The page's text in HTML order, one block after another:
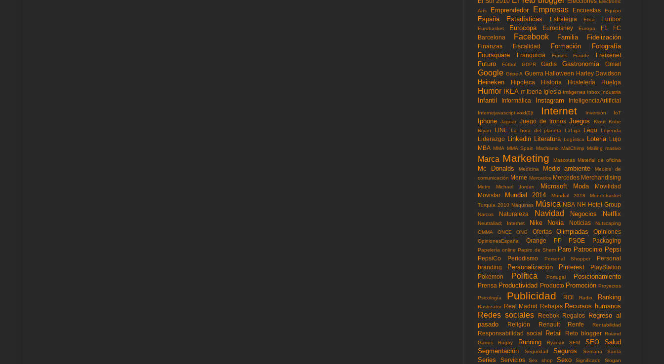
Electronic
Arts
Emprendedor Empresas Encuestas Equipo
España Estadísticas Estrategia Etica Euribor
Eurobasket Eurocopa Eurodisney Europa F1
FC
Barcelona
Facebook Familia Fidelización
Finanzas Fiscalidad Formación
Fotografía
Foursquare
Franquicia Frases Fraude Freixenet
Futuro Fùtbol GDPR Gadis Gastronomía Gmail
Google Gripe A Guerra Halloween Harley Davidson
Heineken Hipoteca Historia Hostelería Huelga
Humor IKEA IT Iberia Iglesia Imágenes Inbox Industria
Infantil Informática Instagram InteligenciaArtificial
Internejavascript:void(0)t Internet Inversión IoT
Iphone Jaguar Juego de tronos Juegos Klout Kobe
Bryan
LINE La hora del planeta LaLiga Lego Leyenda
Liderazgo Linkedin Literatura Logística Loteria Lujo
MBA MMA MMA Spain Machismo MailChimp Mailing masivo
Marca Marketing Mascotas Material de oficina
Mc Donalds Medicina Medio ambiente
Medios de
comunicación Meme Mercados Mercedes Merchandising
Metro Michael Jordan Microsoft Moda
Movilidad
Movistar
Mundial 2014 Mundial 2018
Mundobasket
Turquía 2010 Máquinas Música NBA NH Hotel Group
Narcos Naturaleza Navidad Negocios Netflix
Neutraliad; Internet Nike Nokia Noticias
Nutscaping
OMMA
ONCE ONG Ofertas Olimpiadas Opiniones
OpinionesEspaña Orange PP PSOE Packaging
Papelería online Papiro de Shem Paro Patrocinio Pepsi
PepsiCo Periodismo Personal Shopper
Personal
branding
Personalización Pinterest
PlayStation
Pokémon
Política Portugal Posicionamiento
Prensa Productividad Producto Promoción Proyectos
Psicología Publicidad ROI Radio Ranking
Rastreator Real Madrid Rebajas Recursos humanos
Redes sociales Reebok Regalos
Regreso al
pasado
Religión Renault Renfe Rentabilidad
Responsabilidad social Retail Reto blogger Roland
Garros
Rugby Running Ryanair SEM SEO
Salud
Segmentación
Seguridad Seguros Semana Santa
Series Servicios Sex shop Sexo Significado Slogan